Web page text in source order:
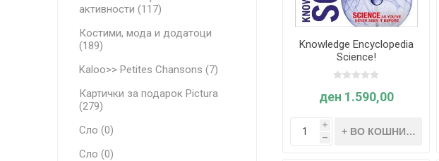
Knowledge Encyclopedia
Science!
ден 1.590,00
i
h
активности (117)
Костими, мода и додатоци
(189)
Kaloo>> Petites Chansons (7)
Картички за подарок Pictura
(279)
Сло (0)
Сло (0)